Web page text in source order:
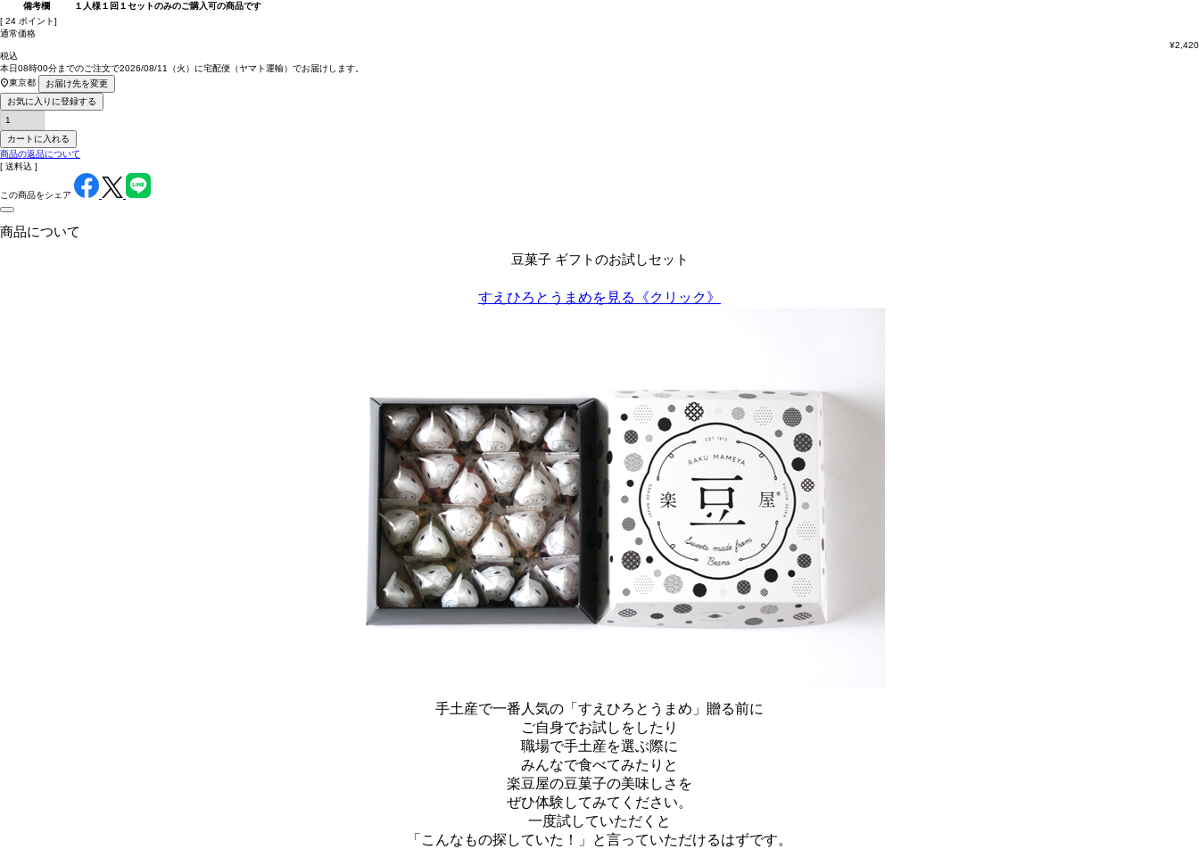
備考欄
１人様１回１セットのみのご購入可の商品です
[ 24 ポイント]
通常価格
¥2,420
税込
本日08時00分までのご注文で2026/08/11（火） に宅配便（ヤマト運輸） でお届けします。
東京都
お届け先を変更
お気に入りに登録する
カートに入れる
商品の返品について
送料込
この商品をシェア
商品について
豆菓子 ギフトのお試しセット
すえひろとうまめを見る《クリック》
手土産で一番人気の 「すえひろとうまめ」 贈る前に
ご自身でお試しをしたり
職場で手土産を選ぶ際に
みんなで食べてみたりと
楽豆屋の豆菓子の美味しさを
ぜひ体験してみてください。
一度試していただくと
「こんなもの探していた！」と言っていただけるはずです。